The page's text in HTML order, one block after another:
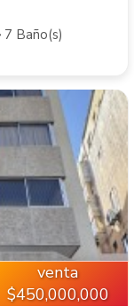
7 Baño(s)
venta
$450,000,000